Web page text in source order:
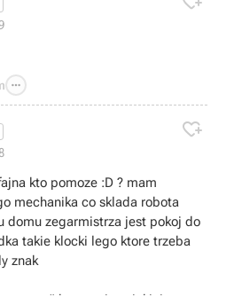


kto pomoze :D ? mam
mechanika co sklada robota
domu zegarmistrza jest pokoj do
takie klocki lego ktore trzeba
znak